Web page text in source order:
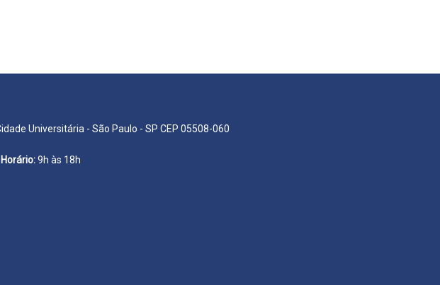
Universitária - São Paulo - SP CEP 05508-060
Horário:9h às 18h